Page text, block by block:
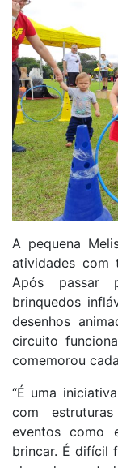
A pequena
atividades
Após passar
brinquedos
desenhos
circuito
comemorou
“É uma
com
eventos como
brincar. É difícil